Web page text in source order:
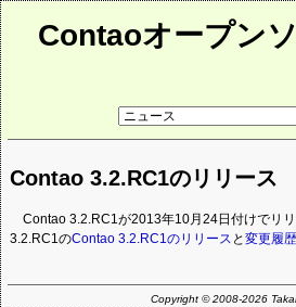
Contaoオープン
リ
ペ
ー
Contao 3.2.RC1のリリース
Contao 3.2.RC1が2013年10月24日付けでリ
3.2.RC1のContao 3.2.RC1のリリース と変更履歴
Copyright © 2008-2026